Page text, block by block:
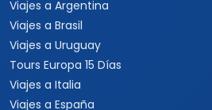
Viajes a Argentina
Viajes a Brasil
Viajes a Uruguay
Tours Europa 15 Días
Viajes a Italia
Viajes a España